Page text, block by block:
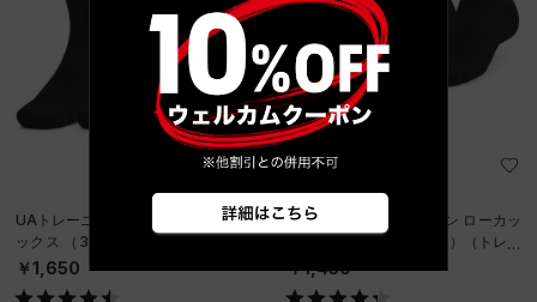
UAトレーニング コットン クルー ソ
ックス （3足セット）（トレーニン
グ/UNISEX）
￥1,650
UAトレーニング コットン ローカッ
ト ソックス （3足セット）（トレー
￥1,430